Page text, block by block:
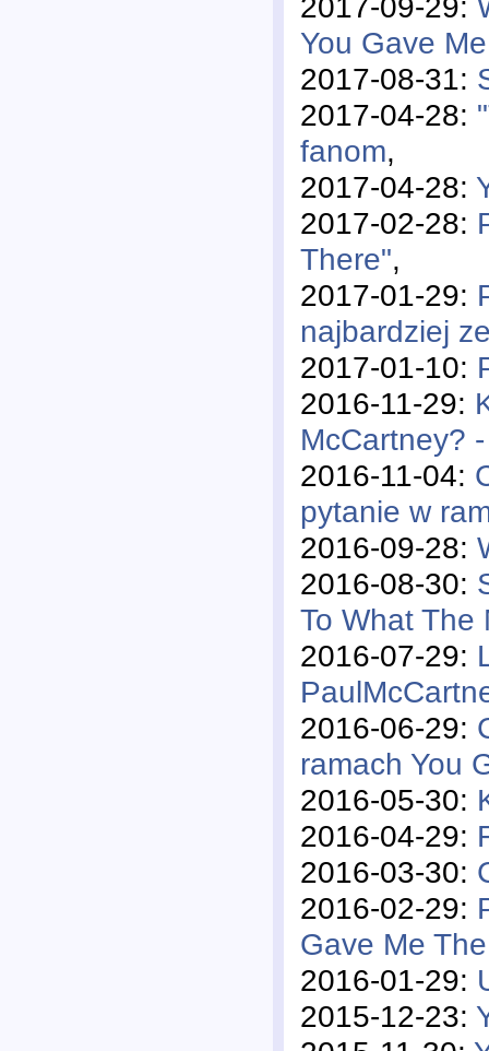
You Gave
2017-08-31:
2017-04-28:
fanom,
2017-04-28:
2017-02-28:
There",
2017-01-29:
najbardziej
2017-01-10:
2016-11-29:
McCartney?
2016-11-04:
pytanie w
2016-09-28:
2016-08-30:
To What The
2016-07-29:
2016-06-29:
ramach You
2016-05-30:
2016-04-29:
2016-03-30:
2016-02-29:
Gave Me
2016-01-29:
2015-12-23: